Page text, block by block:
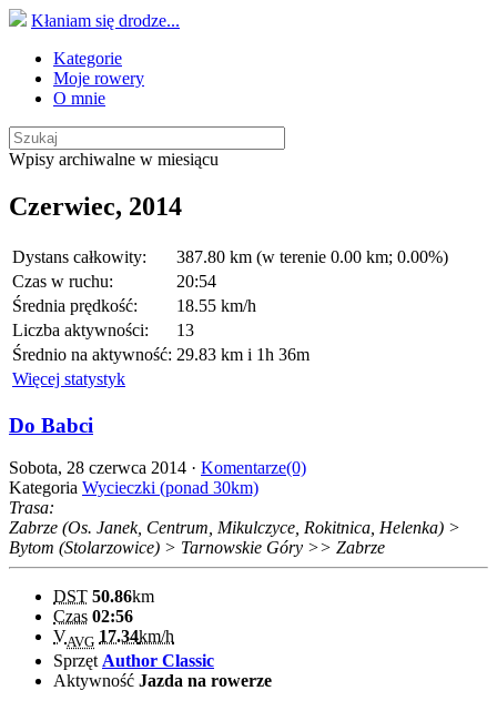
Kłaniam się drodze...
Kategorie
Moje rowery
O mnie
Wpisy archiwalne w miesiącu
Czerwiec, 2014
Dystans całkowity:
387.80 km (w terenie 0.00 km; 0.00%)
Czas w ruchu:
20:54
Średnia prędkość:
18.55 km/h
Liczba aktywności:
13
Średnio na aktywność: 29.83 km i 1h 36m
Więcej statystyk
Do Babci
Sobota, 28 czerwca 2014 · Komentarze(0)
Kategoria Wycieczki (ponad 30km)
Trasa:
Zabrze (Os. Janek, Centrum, Mikulczyce, Rokitnica, Helenka) >
Bytom (Stolarzowice) > Tarnowskie Góry >> Zabrze
DST 50.86km
Czas 02:56
VAVG 17.34km/h
SprzętAuthor Classic
Aktywność Jazda na rowerze